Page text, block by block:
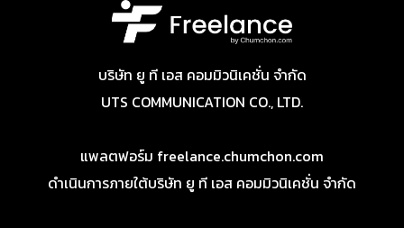
บริษัท ยู ที เอส คอมมิวนิเคชั่น จำกัด
UTS COMMUNICATION CO., LTD.
แพลตฟอร์ม freelance.chumchon.com
ดำเนินการภายใต้บริษัท ยู ที เอส คอมมิวนิเคชั่น จำกัด